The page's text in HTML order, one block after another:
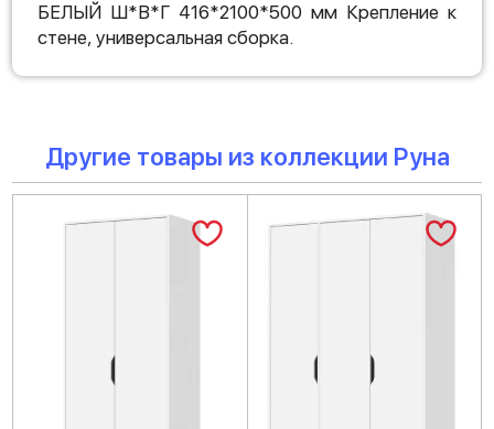
БЕЛЫЙ Ш*В*Г 416*2100*500 мм Крепление к
стене, универсальная сборка.
Другие товары из коллекции Руна